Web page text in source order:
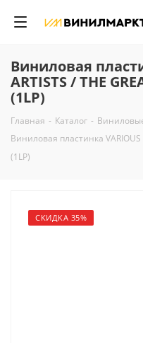
Виниловая
ARTISTS / THE
(1LP)
Главная - Каталог -
Виниловая пластинка VARIOUS
(1LP)
СКИДКА 35%